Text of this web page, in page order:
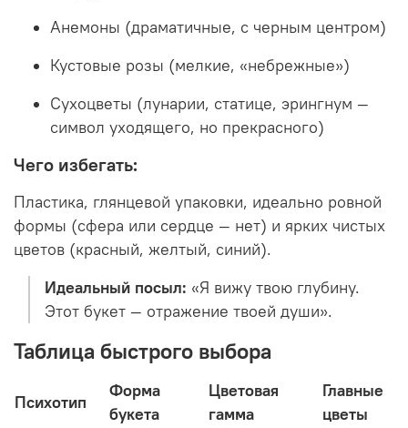
Анемоны (драматичные, с черным центром)
Кустовые розы (мелкие, «небрежные»)
Сухоцветы (лунарии, статице, эрингнум —
символ уходящего, но прекрасного)
Чего избегать:
Пластика, глянцевой упаковки, идеально ровной
формы (сфера или сердце — нет) и ярких чистых
цветов (красный, желтый, синий).
Идеальный посыл: «Я вижу твою глубину.
Этот букет — отражение твоей души».
Таблица быстрого выбора
Психотип
Форма
букета
Цветовая
гамма
Главные
цветы